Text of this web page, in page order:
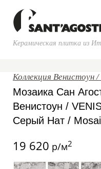
Керамическая плитка из
Коллекция Венистоун /
Мозаика Сан
Венистоун /
Серый Нат /
19 620 р/м2